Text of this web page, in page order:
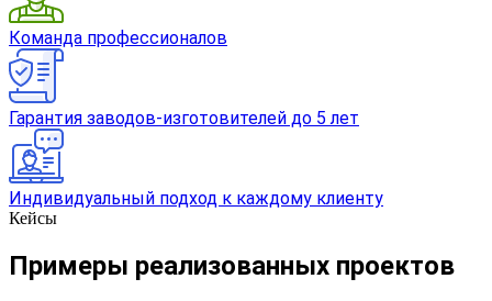
Команда профессионалов
Гарантия заводов-изготовителей до 5 лет
Индивидуальный подход к каждому клиенту
Кейсы
Примеры реализованных проектов